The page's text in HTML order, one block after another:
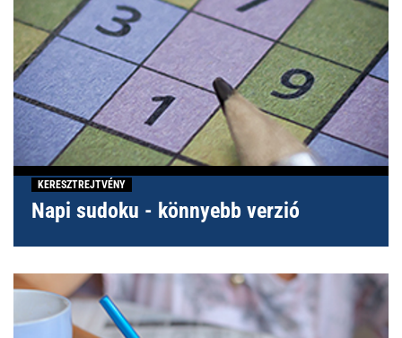
KERESZTREJTVÉNY
Napi sudoku - könnyebb verzió